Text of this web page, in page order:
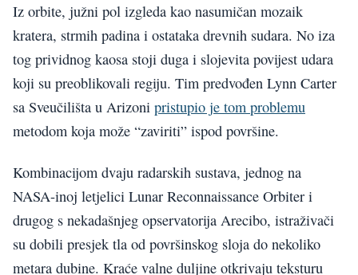
Iz orbite, južni pol izgleda kao nasumičan mozaik
kratera, strmih padina i ostataka drevnih sudara. No iza
tog prividnog kaosa stoji duga i slojevita povijest udara
koji su preoblikovali regiju. Tim predvođen Lynn Carter
sa Sveučilišta u Arizoni pristupio je tom problemu
metodom koja može “zaviriti” ispod površine.
Kombinacijom dvaju radarskih sustava, jednog na
NASA-inoj letjelici Lunar Reconnaissance Orbiter i
drugog s nekadašnjeg opservatorija Arecibo, istraživači
su dobili presjek tla od površinskog sloja do nekoliko
metara dubine. Kraće valne duljine otkrivaju teksturu